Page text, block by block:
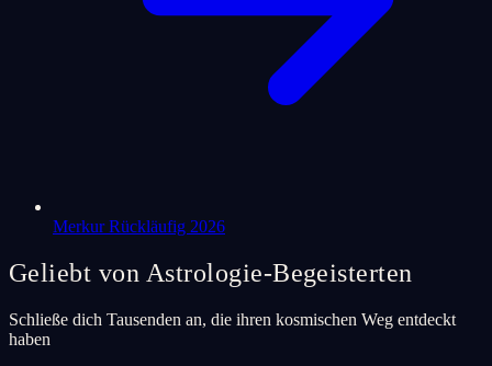
Merkur Rückläufig 2026
Geliebt von Astrologie-Begeisterten
Schließe dich Tausenden an, die ihren kosmischen Weg entdeckt
haben